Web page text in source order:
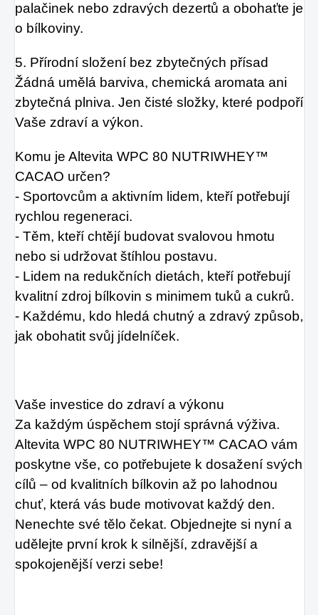
palačinek nebo zdravých dezertů a obohaťte je
o bílkoviny.
5. Přírodní složení bez zbytečných přísad
Žádná umělá barviva, chemická aromata ani
zbytečná plniva. Jen čisté složky, které podpoří
Vaše zdraví a výkon.
Komu je Altevita WPC 80 NUTRIWHEY™
CACAO určen?
- Sportovcům a aktivním lidem, kteří potřebují
rychlou regeneraci.
- Těm, kteří chtějí budovat svalovou hmotu
nebo si udržovat štíhlou postavu.
- Lidem na redukčních dietách, kteří potřebují
kvalitní zdroj bílkovin s minimem tuků a cukrů.
- Každému, kdo hledá chutný a zdravý způsob,
jak obohatit svůj jídelníček.
Vaše investice do zdraví a výkonu
Za každým úspěchem stojí správná výživa.
Altevita WPC 80 NUTRIWHEY™ CACAO vám
poskytne vše, co potřebujete k dosažení svých
cílů – od kvalitních bílkovin až po lahodnou
chuť, která vás bude motivovat každý den.
Nenechte své tělo čekat. Objednejte si nyní a
udělejte první krok k silnější, zdravější a
spokojenější verzi sebe!